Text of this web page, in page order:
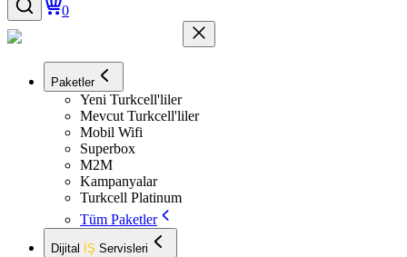
0
Paketler
Yeni Turkcell'liler
Mevcut Turkcell'liler
Mobil Wifi
Superbox
M2M
Kampanyalar
Turkcell Platinum
Tüm Paketler
Dijital İŞ Servisleri